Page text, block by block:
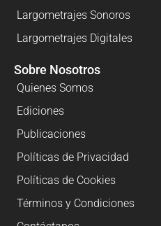
Largometrajes Sonoros
Largometrajes Digitales
Sobre Nosotros
Quienes Somos
Ediciones
Publicaciones
Políticas de Privacidad
Políticas de Cookies
Términos y Condiciones